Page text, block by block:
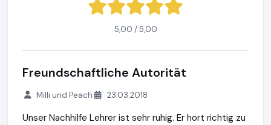
5,00 / 5,00
Freundschaftliche Autorität
Milli und Peach 23.03.2018
Unser Nachhilfe Lehrer ist sehr ruhig. Er hört richtig zu